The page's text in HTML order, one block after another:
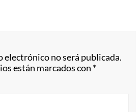
electrónico no será publicada.
están marcados con *